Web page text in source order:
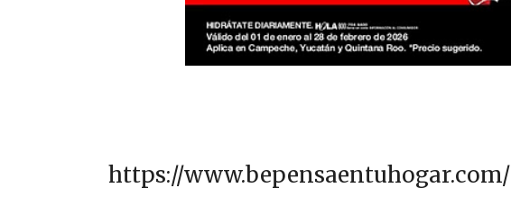
https://www.bepensaentuhogar.com/